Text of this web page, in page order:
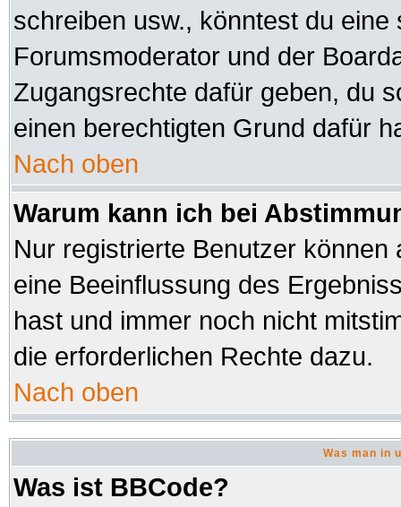
schreiben usw., könntest du
Forumsmoderator und der
Zugangsrechte dafür geben, du
einen berechtigten Grund dafür
Nach oben
Warum kann ich bei
Nur registrierte Benutzer
eine Beeinflussung des
hast und immer noch nicht
die erforderlichen Rechte dazu.
Nach oben
Was man in
Was ist BBCode?